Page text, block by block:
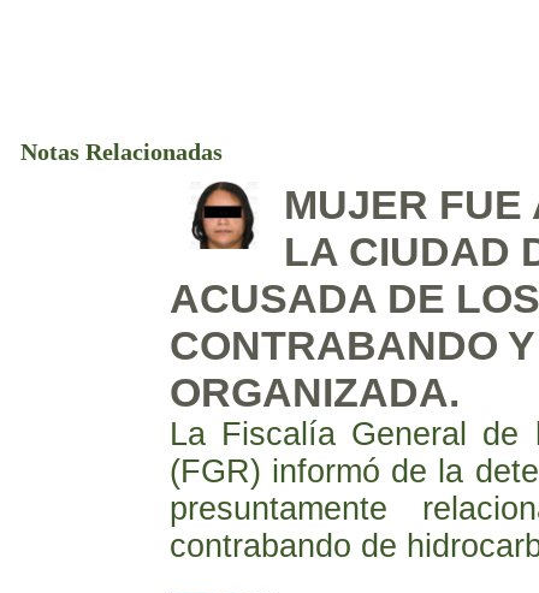
Notas Relacionadas
MUJER FUE
LA CIUDAD
ACUSADA DE
CONTRABANDO
ORGANIZADA.
La Fiscalía General de
(FGR) informó de la
presuntamente
contrabando de